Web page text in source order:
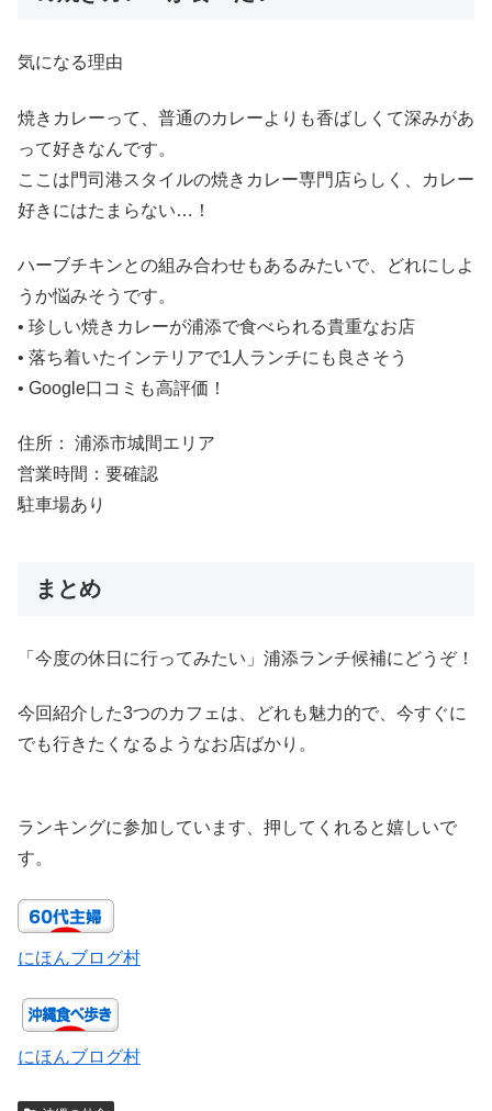
気になる理由
焼きカレーって、普通のカレーよりも香ばしくて深みがあ
って好きなんです。
ここは門司港スタイルの焼きカレー専門店らしく、カレー
好きにはたまらない…！
ハーブチキンとの組み合わせもあるみたいで、どれにしよ
うか悩みそうです。
• 珍しい焼きカレーが浦添で食べられる貴重なお店
• 落ち着いたインテリアで1人ランチにも良さそう
• Google口コミも高評価！
住所： 浦添市城間エリア
営業時間：要確認
駐車場あり
まとめ
「今度の休日に行ってみたい」浦添ランチ候補にどうぞ！
今回紹介した3つのカフェは、どれも魅力的で、今すぐに
でも行きたくなるようなお店ばかり。
ランキングに参加しています、押してくれると嬉しいで
す。
にほんブログ村
にほんブログ村